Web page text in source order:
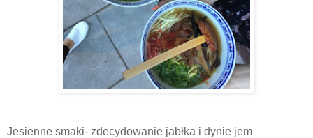
Jesienne smaki- zdecydowanie jabłka i dynie jem